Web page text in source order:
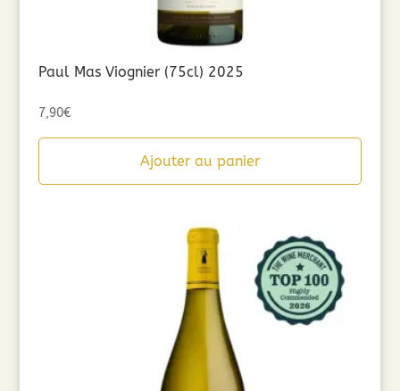
Paul Mas Viognier (75cl) 2025
7,90€
Ajouter au panier